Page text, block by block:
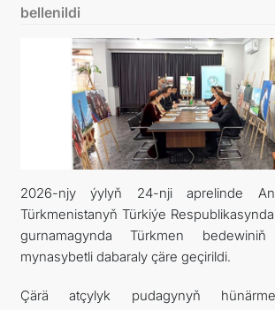
KONSULLYK
KABUL EDILIŞIGE
DIM
SYÝAHATÇYLYK
ARAGATNAŞYK
bellenildi
2026-njy ýylyň 24-nji aprelinde
Türkmenistanyň Türkiýe
gurnamagynda Türkmen
mynasybetli dabaraly çäre geçirildi.
Çärä atçylyk pudagynyň